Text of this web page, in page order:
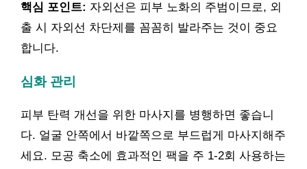
핵심 포인트: 자외선은 피부 노화의 주범이므로, 외
출 시 자외선 차단제를 꼼꼼히 발라주는 것이 중요
합니다.
심화 관리
피부 탄력 개선을 위한 마사지를 병행하면 좋습니
다. 얼굴 안쪽에서 바깥쪽으로 부드럽게 마사지해주
세요. 모공 축소에 효과적인 팩을 주 1-2회 사용하는